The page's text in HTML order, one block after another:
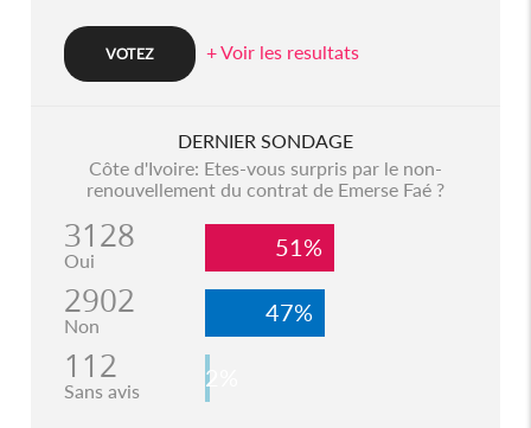
+ Voir les resultats
DERNIER SONDAGE
Côte d'Ivoire: Etes-vous surpris par le non-
renouvellement du contrat de Emerse Faé ?
3128
Oui 51%
2902
Non 47%
112
Sans avis 2%